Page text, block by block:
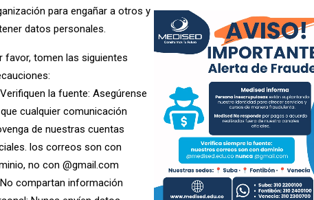
Lecciones 0 Estudiantes
Inscríbete ahora
Desfibrilador (DEA)
0 Lecciones 0 Estudiantes
Gratis
Inscríbete ahora
para engañar a otros y
datos personales.
favor, tomen las siguientes
la fuente: Asegúrense
cualquier comunicación
de nuestras cuentas
los correos son con
no con @gmail.com
compartan información